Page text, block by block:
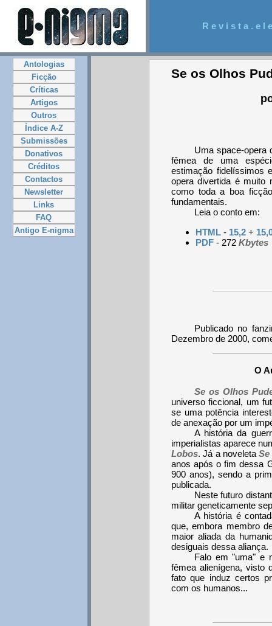
R e v i s t a . e l
Antologias
Ficção
Críticas
Artigos
Outros
Índice A-Z
Submissões
Donativos
Créditos
Contactos
Newsletter
Links
FAQ
Antigo E-nigma
Se os Olhos
Uma space-opera
fêmea de uma
estimação fidelíssimos
opera divertida é muito
como toda a boa
fundamentais.
Leia o conto em:
HTML - 15,2 +
PDF - 272 Kbytes
Publicado no
Dezembro de 2000,
O
Se os Olhos
universo ficcional, um
se uma potência
de anexação por um
A história da
imperialistas aparece
Lobos. Já a noveletaSe
anos após o fim dessa
900 anos), sendo a
publicada.
Neste futuro
militar geneticamente
A história é
que, embora membro
maior aliada da
desiguais dessa aliança.
Falo em "uma" e
fêmea alienígena, visto
fato que induz certos
com os humanos...